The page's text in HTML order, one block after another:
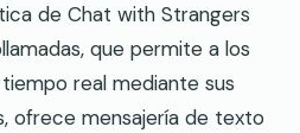
de Chat with Strangers
que permite a los
real mediante sus
ofrece mensajería de texto